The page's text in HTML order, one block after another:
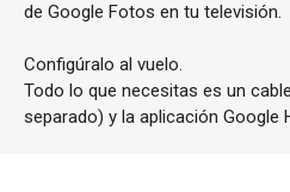
de Google Fotos en tu televisión.
Configúralo al vuelo.
Todo lo que necesitas es un
separado) y la aplicación Google